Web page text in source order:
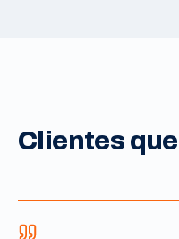
Clientes